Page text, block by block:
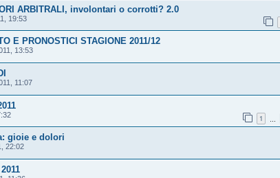
ARBITRALI, involontari o corrotti? 2.0
19:53
E PRONOSTICI STAGIONE 2011/12
13:53
11:07
1
gioie e dolori
22:02